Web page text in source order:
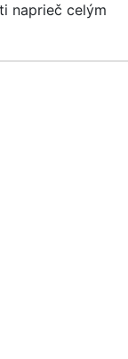
naprieč celým